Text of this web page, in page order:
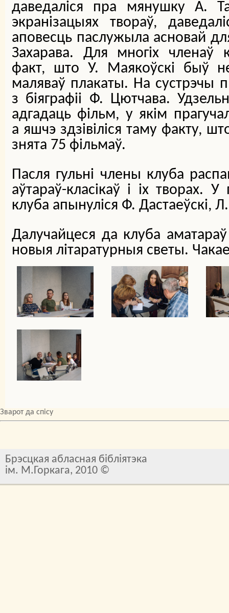
даведаліся пра мянушку А.
экранізацыях твораў,
аповесць паслужыла асновай
Захарава. Для многіх членаў
факт, што У. Маякоўскі быў
маляваў плакаты. На сустрэчы
з біяграфіі Ф. Цютчава.
адгадаць фільм, у якім
а яшчэ здзівіліся таму факту,
знята 75 фільмаў.
Пасля гульні члены клуба
аўтараў-класікаў і іх творах.
клуба апынуліся Ф. Дастаеўскі,
Далучайцеся да клуба
новыя літаратурныя светы.
Зварот да спісу
Брэсцкая абласная бібліятэка
ім. М.Горкага, 2010 ©